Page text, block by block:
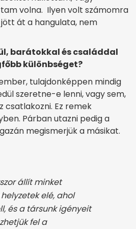
volna. Ilyen volt számomra
át a hangulata, nem
barátokkal és családdal
különbséget?
tulajdonképpen mindig
szeretne-e lenni, vagy sem,
csatlakozni. Ez remek
Párban utazni pedig a
megismerjük a másikat.
állít minket
elé, ahol
és a társunk igényeit
fel a